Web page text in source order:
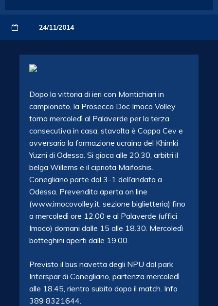
24/11/2014
Dopo la vittoria di ieri con Montichiari in
campionato, la Prosecco Doc Imoco Volley
torna mercoledì al Palaverde per la terza
consecutiva in casa, stavolta è Coppa Cev e
avversaria la formazione ucraina del Khimki
Yuzni di Odessa. Si gioca alle 20.30, arbitri il
belga Willems e il cipriota Maifoshis.
Conegliano parte dal 3-1 dell’andata a
Odessa. Prevendita aperta on line
(www.imocovolley.it, sezione biglietteria) fino
a mercoledì ore 12.00 e al Palaverde (uffici
Imoco) domani dalle 15 alle 18.30. Mercoledì
botteghini aperti dalle 19.00.
Previsto il bus navetta degli NPU dal park
Interspar di Conegliano, partenza mercoledì
alle 18.45, rientro subito dopo il match. Info
389 8321644.